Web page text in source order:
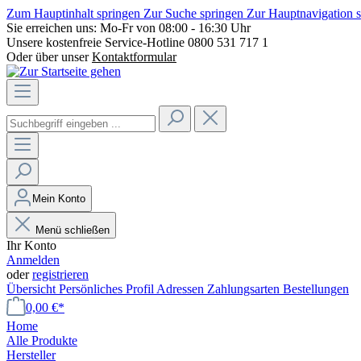
Zum Hauptinhalt springen Zur Suche springen Zur Hauptnavigation
Sie erreichen uns: Mo-Fr von 08:00 - 16:30 Uhr
Unsere kostenfreie Service-Hotline 0800 531 717 1
Oder über unserKontaktformular
Mein Konto
Menü schließen
Ihr Konto
Anmelden
oderregistrieren
Übersicht Persönliches Profil Adressen Zahlungsarten Bestellungen
0,00 €*
Home
Alle Produkte
Hersteller